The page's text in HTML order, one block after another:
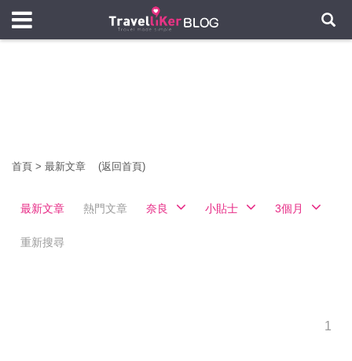
首頁 > 最新文章 (返回首頁)
最新文章 熱門文章 奈良 小貼士 3個月
重新搜尋
1